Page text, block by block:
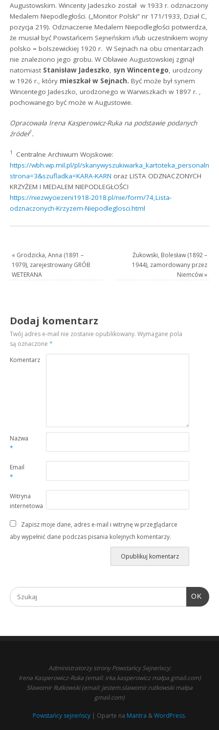
Augustowskim. Wincenty Jadeszko został w 1933 r. odznaczony
Medalem Niepodległości. („Monitor Polski” nr 171/1933, Dział C,
pozycja 219). Odznaczenie Medalem Niepodległości potwierdza,
że musiał być Powstańcem Sejneńskim i/lub uczestnikiem wojny
polsko – bolszewickiej 1920 r. W Sejnach na obu cmentarzach
nie znaleziono jego grobu. W Obławie Augustowskiej zginął
natomiast Stanisław Jadeszko syn Wincentego , urodzony
w 1926 r., który mieszkał w Sejnach.Być może był synem
Wincentego Jadeszko, urodzonego w Warwiszkach w 1897 r. ,
pochowanego być może w Augustowie.
Opracowała Irena Kasperowicz-Ruka na podstawie podanych
źródeł1.
1
Centralne Archiwum Wojskowe:
https://wbh.wp.mil.pl/pl/
strona=3&szufladka=KARA-KARN oraz LISTA ODZNACZONYCH
KRZYŻEM I MEDALEM NIEPODLEGŁOŚCI
https://niezwyciezeni1918-2018.pl/nie/form/74,Lista-
odznaczonych-Krzyzem-Niepodleglosci.html
« Grodzicka, Anna (1891 –
1979), zarejestrowany GRÓB
WETERANA
Żukowski, Bolesław (1892 –
1944), zamordowany przez
Niemców»
Dodaj komentarz
Twój adres e-mail nie zostanie opublikowany. Wymagane pola
są oznaczone*
Komentarz
Nazwa
*
Email
*
Witryna
internetowa
Zapisz moje dane, adres e-mail i witrynę w przeglądarce
aby wypełnić dane podczas pisania kolejnych komentarzy.
OK
Administratorzy strony Powstańcy Sejneńscy:
Irena Kasperowicz-Ruka (email: irka.kasperowicz małpa gmail.com)
Sławomir Rutkowski (email: jestem.slawomir.rutkowski małpa
gmail.com)
Powstańcy sejneńscy | Oparte na Mantra &WordPress.